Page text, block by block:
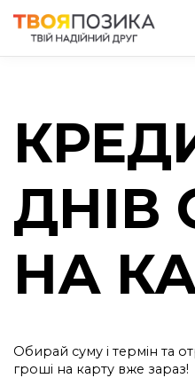
ДНІВ
НА
Обирай суму і термін та
гроші на карту вже зараз!